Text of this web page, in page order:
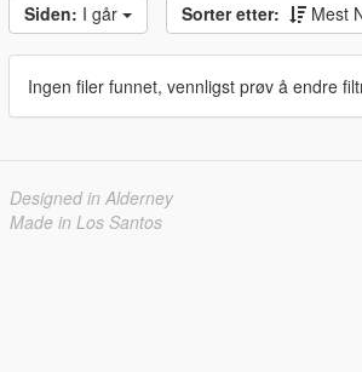
Siden: I går Sorter etter: Mest
Ingen filer funnet, vennligst prøv å endre
Designed in Alderney
Made in Los Santos